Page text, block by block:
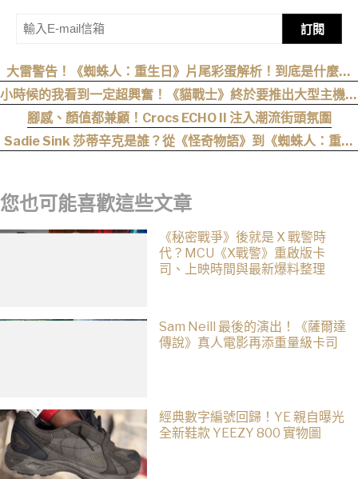
訂閱
大雷警告！《蜘蛛人：重生日》片尾彩蛋解析！到底是什麼意
思？推測這個可能性最高
小時候的我看到一定超興奮！《貓戰士》終於要推出大型主機遊
戲！《Warrior Cats: Clans of the Forest》今年秋季登場，
自創貓咪加入四大部族冒險
腳感、顏值都兼顧！Crocs ECHO II 注入潮流街頭氛圍
Sadie Sink 莎蒂辛克是誰？從《怪奇物語》到《蜘蛛人：重生
您也可能喜歡這些文章
《秘密戰爭》後就是 X 戰警時
代？MCU《X戰警》重啟版卡
司、上映時間與最新爆料整理
Sam Neill 最後的演出！《薩爾達
傳說》真人電影再添重量級卡司
經典數字編號回歸！YE 親自曝光
全新鞋款 YEEZY 800 實物圖